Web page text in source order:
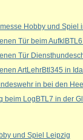
Hobby und Spiel
Tür beim
Tür
ArtLehrBtl345 in
in bei den
beim LogBTL7 in der
und Spiel Leipzig